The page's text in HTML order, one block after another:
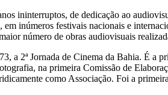
ininterruptos, de dedicação ao
inúmeros festivais nacionais e
número de obras audiovisuais
a 2ª Jornada de Cinema da Bahia. É a
na primeira Comissão de
como Associação. Foi a